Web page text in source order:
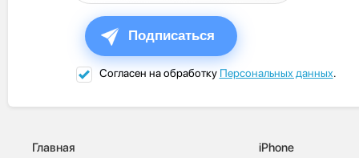
Подписаться
Согласен на обработку Персональных данных.
Главная iPhone